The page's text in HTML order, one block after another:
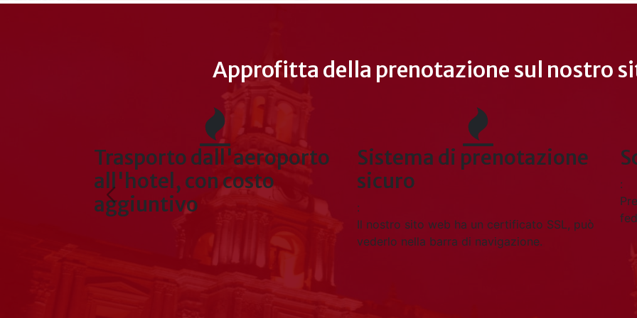
Approfitta della prenotazione sul nostro
Sistema di prenotazione
sicuro
:
Sconti e vantaggi
:
fedeli.
: